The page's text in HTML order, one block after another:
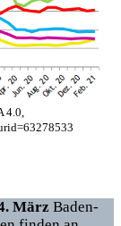
4.0,
März Baden-